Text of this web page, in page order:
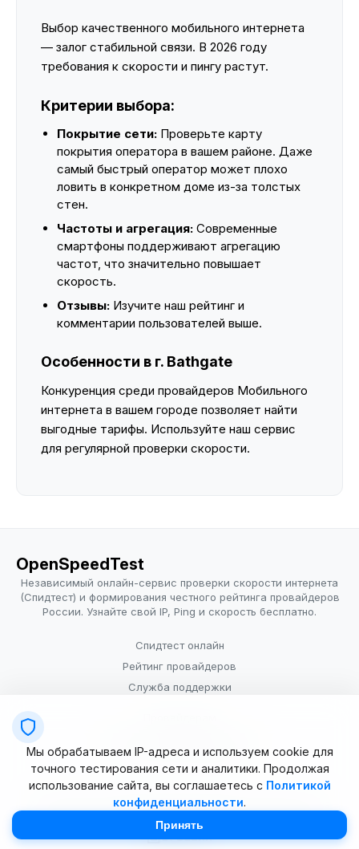
Выбор качественного мобильного интернета
— залог стабильной связи. В 2026 году
требования к скорости и пингу растут.
Критерии выбора:
Покрытие сети: Проверьте карту
покрытия оператора в вашем районе. Даже
самый быстрый оператор может плохо
ловить в конкретном доме из-за толстых
стен.
Частоты и агрегация: Современные
смартфоны поддерживают агрегацию
частот, что значительно повышает
скорость.
Отзывы: Изучите наш рейтинг и
комментарии пользователей выше.
Особенности в г. Bathgate
Конкуренция среди провайдеров Мобильного
интернета в вашем городе позволяет найти
выгодные тарифы. Используйте наш сервис
для регулярной проверки скорости.
OpenSpeedTest
Независимый онлайн-сервис проверки скорости интернета
(Спидтест) и формирования честного рейтинга провайдеров
России. Узнайте свой IP, Ping и скорость бесплатно.
Спидтест онлайн
Рейтинг провайдеров
Служба поддержки
Условия использования
© 2025–2026 OpenSpeedTest (ИП Долматова В.В.). Все права
Мы обрабатываем IP-адреса и используем cookie для
точного тестирования сети и аналитики. Продолжая
использование сайта, вы соглашаетесь с Политикой
конфиденциальности.
Принять